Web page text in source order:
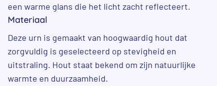
een warme glans die het licht zacht reflecteert.
Materiaal
Deze urn is gemaakt van hoogwaardig hout dat
zorgvuldig is geselecteerd op stevigheid en
uitstraling. Hout staat bekend om zijn natuurlijke
warmte en duurzaamheid.